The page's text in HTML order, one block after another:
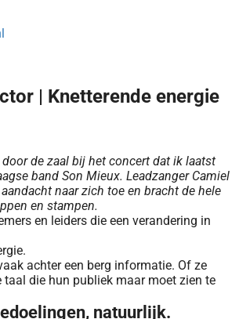
| Knetterende energie
de zaal bij het concert dat ik laatst
band Son Mieux. Leadzanger Camiel
naar zich toe en bracht de hele
en stampen.
en leiders die een verandering in
achter een berg informatie. Of ze
taal die hun publiek maar moet zien te
natuurlijk.